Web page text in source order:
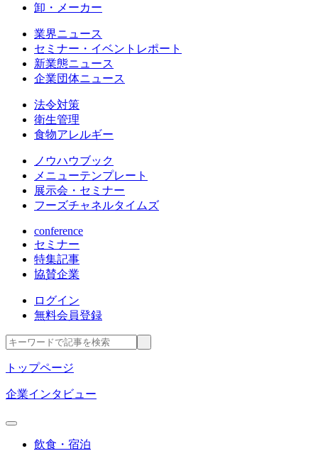
卸・メーカー
業界ニュース
セミナー・イベントレポート
新業態ニュース
企業団体ニュース
法令対策
衛生管理
食物アレルギー
ノウハウブック
メニューテンプレート
展示会・セミナー
フーズチャネルタイムズ
conference
セミナー
特集記事
協賛企業
ログイン
無料会員登録
トップページ
企業インタビュー
飲食・宿泊